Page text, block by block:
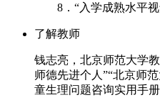
8．“入学成熟水平视
了解教师
钱志亮，北京师范大学
师德先进个人”“北京师
童生理问题咨询实用手